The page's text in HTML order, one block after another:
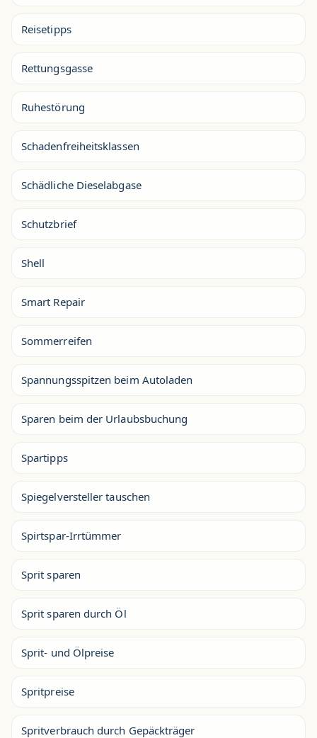
Reisetipps
Rettungsgasse
Ruhestörung
Schadenfreiheitsklassen
Schädliche Dieselabgase
Schutzbrief
Shell
Smart Repair
Sommerreifen
Spannungsspitzen beim Autoladen
Sparen beim der Urlaubsbuchung
Spartipps
Spiegelversteller tauschen
Spirtspar-Irrtümmer
Sprit sparen
Sprit sparen durch Öl
Sprit- und Ölpreise
Spritpreise
Spritverbrauch durch Gepäckträger